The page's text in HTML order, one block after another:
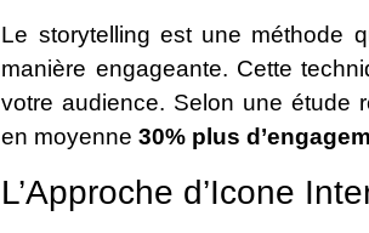
Le storytelling est une méthode
manière engageante. Cette
votre audience. Selon une étude
en moyenne30% plus
L’Approche d’Icone